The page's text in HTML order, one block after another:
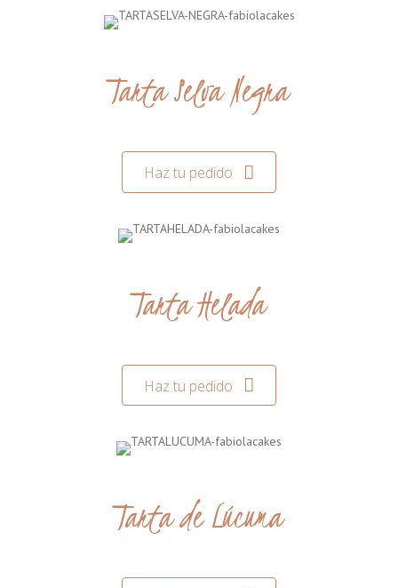
Tarta Selva Negra
Haz tu pedido
Tarta Helada
Haz tu pedido
Tarta de Lúcuma